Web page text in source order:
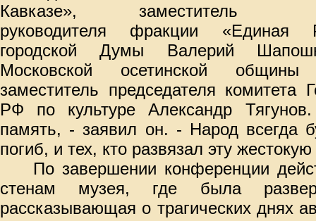
Кавказе», заместитель
руководителя фракции «Единая
городской Думы Валерий
Московской осетинской
заместитель председателя комитета
РФ по культуре Александр
память, - заявил он. - Народ всегда
погиб, и тех, кто развязал эту
По завершении конференции
стенам музея, где была
рассказывающая о трагических днях